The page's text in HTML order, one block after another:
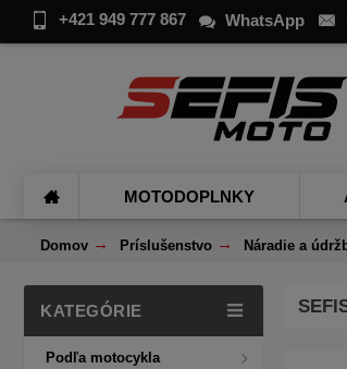
+421 949 777 867 WhatsApp
MOTODOPLNKY
Domov Príslušenstvo Náradie a
KATEGÓRIE
Podľa motocykla